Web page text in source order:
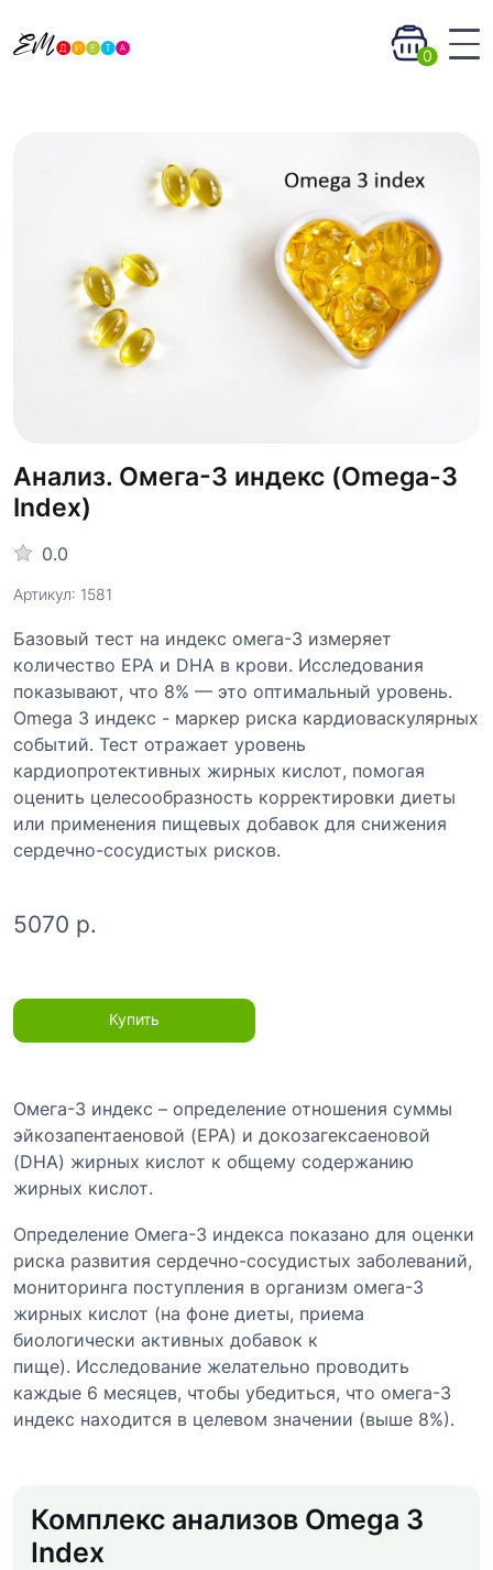
0
Анализ. Омега-3 индекс (Omega-3
Index)
0.0
Артикул: 1581
Базовый тест на индекс омега-3 измеряет
количество EPA и DHA в крови. Исследования
показывают, что 8% — это оптимальный уровень.
Omega 3 индекс - маркер риска кардиоваскулярных
событий. Тест отражает уровень
кардиопротективных жирных кислот, помогая
оценить целесообразность корректировки диеты
или применения пищевых добавок для снижения
сердечно-сосудистых рисков.
5070 р.
Купить
Омега-3 индекс – определение отношения суммы
эйкозапентаеновой (EPA) и докозагексаеновой
(DHA) жирных кислот к общему содержанию
жирных кислот.
Определение Омега-3 индекса показано для оценки
риска развития сердечно-сосудистых заболеваний,
мониторинга поступления в организм омега-3
жирных кислот (на фоне диеты, приема
биологически активных добавок к
пище). Исследование желательно проводить
каждые 6 месяцев, чтобы убедиться, что омега-3
индекс находится в целевом значении (выше 8%).
Комплекс анализов Omega 3
Index